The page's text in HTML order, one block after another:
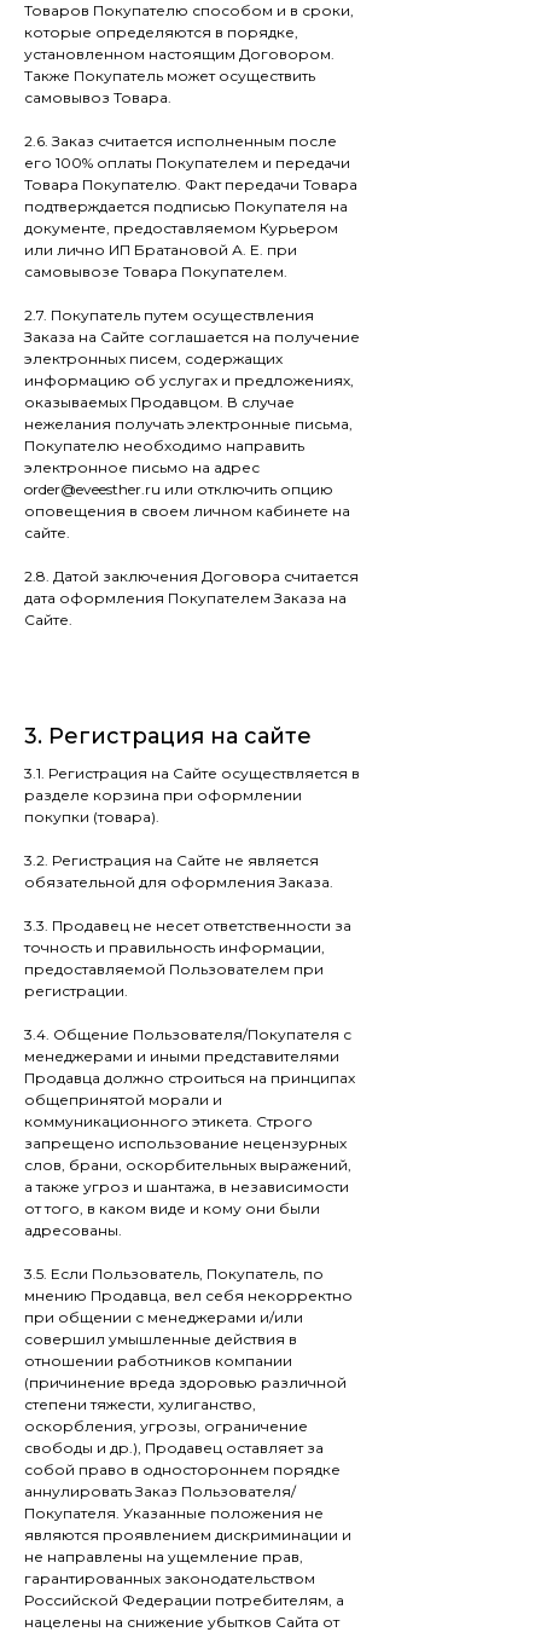
Товаров Покупателю способом и в сроки,
которые определяются в порядке,
установленном настоящим Договором.
Также Покупатель может осуществить
самовывоз Товара.
2.6. Заказ считается исполненным после
его 100% оплаты Покупателем и передачи
Товара Покупателю. Факт передачи Товара
подтверждается подписью Покупателя на
документе, предоставляемом Курьером
или лично ИП Братановой А. Е. при
самовывозе Товара Покупателем.
2.7. Покупатель путем осуществления
Заказа на Сайте соглашается на получение
электронных писем, содержащих
информацию об услугах и предложениях,
оказываемых Продавцом. В случае
нежелания получать электронные письма,
Покупателю необходимо направить
электронное письмо на адрес
order@eveesther.ru или отключить опцию
оповещения в своем личном кабинете на
сайте.
2.8. Датой заключения Договора считается
дата оформления Покупателем Заказа на
Сайте.
3. Регистрация на сайте
3.1. Регистрация на Сайте осуществляется в
разделе корзина при оформлении
покупки (товара).
3.2. Регистрация на Сайте не является
обязательной для оформления Заказа.
3.3. Продавец не несет ответственности за
точность и правильность информации,
предоставляемой Пользователем при
регистрации.
3.4. Общение Пользователя/Покупателя с
менеджерами и иными представителями
Продавца должно строиться на принципах
общепринятой морали и
коммуникационного этикета. Строго
запрещено использование нецензурных
слов, брани, оскорбительных выражений,
а также угроз и шантажа, в независимости
от того, в каком виде и кому они были
адресованы.
3.5. Если Пользователь, Покупатель, по
мнению Продавца, вел себя некорректно
при общении с менеджерами и/или
совершил умышленные действия в
отношении работников компании
(причинение вреда здоровью различной
степени тяжести, хулиганство,
оскорбления, угрозы, ограничение
свободы и др.), Продавец оставляет за
собой право в одностороннем порядке
аннулировать Заказ Пользователя/
Покупателя. Указанные положения не
являются проявлением дискриминации и
не направлены на ущемление прав,
гарантированных законодательством
Российской Федерации потребителям, а
нацелены на снижение убытков Сайта от